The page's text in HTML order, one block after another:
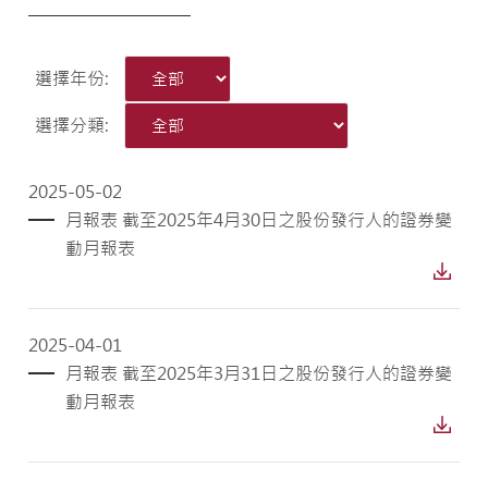
選擇年份:
選擇分類:
2025-05-02
月報表 截至2025年4月30日之股份發行人的證券變
動月報表
2025-04-01
月報表 截至2025年3月31日之股份發行人的證券變
動月報表